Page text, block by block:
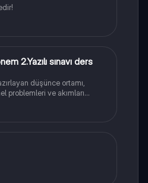
2.Yazılı sınavı ders
düşünce ortamı,
problemleri ve akımları